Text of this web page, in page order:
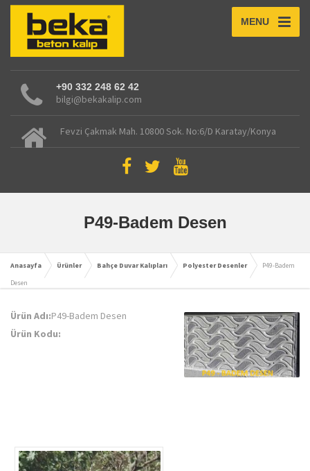
MENU
+90 332 248 62 42
bilgi@bekakalip.com
Fevzi Çakmak Mah. 10800 Sok. No:6/D Karatay/Konya
P49-Badem Desen
Anasayfa Ürünler Bahçe Duvar Kalıpları Polyester Desenler
P49-Badem
Desen
Ürün Adı:P49-Badem Desen
Ürün Kodu: